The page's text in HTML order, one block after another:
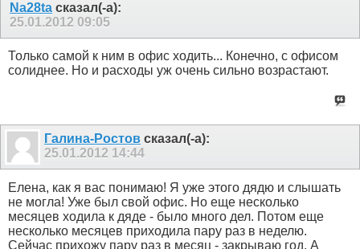
Na28ta сказал(-а):
25.01.2012 09:05
Только самой к ним в офис ходить... Конечно, с офисом
солиднее. Но и расходы уж очень сильно возрастают.
Галина-Ростов сказал(-а):
25.01.2012 14:44
Елена, как я вас понимаю! Я уже этого дядю и слышать
не могла! Уже был свой офис. Но еще несколько
месяцев ходила к дяде - было много дел. Потом еще
несколько месяцев приходила пару раз в неделю.
Сейчас прихожу пару раз в месяц - закрываю год. А